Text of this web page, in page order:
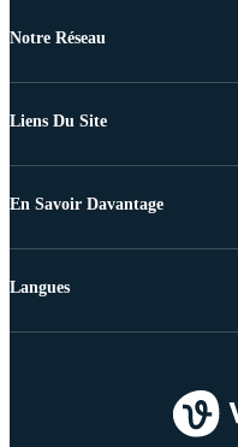
Notre Réseau
Liens Du Site
En Savoir Davantage
Langues